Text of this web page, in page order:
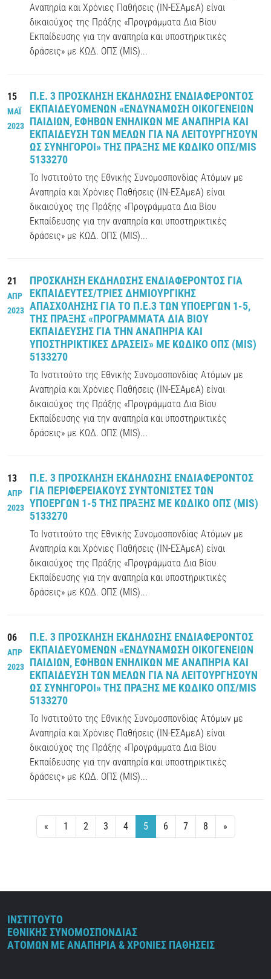
Αναπηρία και Χρόνιες Παθήσεις (ΙΝ-ΕΣΑμεΑ) είναι
δικαιούχος της Πράξης «Προγράμματα Δια Βίου
Εκπαίδευσης για την αναπηρία και υποστηρικτικές
δράσεις» με ΚΩΔ. ΟΠΣ (MIS)...
15
ΜΑΪ
2023
Π.Ε. 3 ΠΡΟΣΚΛΗΣΗ ΕΚΔΗΛΩΣΗΣ ΕΝΔΙΑΦΕΡΟΝΤΟΣ
ΕΚΠΑΙΔΕΥΟΜΕΝΩΝ «ΕΝΔΥΝΑΜΩΣΗ ΟΙΚΟΓΕΝΕΙΩΝ
ΠΑΙΔΙΩΝ, ΕΦΗΒΩΝ ΕΝΗΛΙΚΩΝ ΜΕ ΑΝΑΠΗΡΙΑ ΚΑΙ
ΕΚΠΑΙΔΕΥΣΗ ΤΩΝ ΜΕΛΩΝ ΓΙΑ ΝΑ ΛΕΙΤΟΥΡΓΗΣΟΥΝ
ΩΣ ΣΥΝΗΓΟΡΟΙ» ΤΗΣ ΠΡΑΞΗΣ ΜΕ ΚΩΔΙΚΟ ΟΠΣ/MIS
5133270
Το Ινστιτούτο της Εθνικής Συνομοσπονδίας Ατόμων με
Αναπηρία και Χρόνιες Παθήσεις (ΙΝ-ΕΣΑμεΑ) είναι
δικαιούχος της Πράξης «Προγράμματα Δια Βίου
Εκπαίδευσης για την αναπηρία και υποστηρικτικές
δράσεις» με ΚΩΔ. ΟΠΣ (MIS)...
21
ΑΠΡ
2023
ΠΡΟΣΚΛΗΣΗ ΕΚΔΗΛΩΣΗΣ ΕΝΔΙΑΦΕΡΟΝΤΟΣ ΓΙΑ
ΕΚΠΑΙΔΕΥΤΕΣ/ΤΡΙΕΣ ΔΗΜΙΟΥΡΓΙΚΗΣ
ΑΠΑΣΧΟΛΗΣΗΣ ΓΙΑ ΤΟ Π.Ε.3 ΤΩΝ ΥΠΟΕΡΓΩΝ 1-5,
ΤΗΣ ΠΡΑΞΗΣ «ΠΡΟΓΡΑΜΜΑΤΑ ΔΙΑ ΒΙΟΥ
ΕΚΠΑΙΔΕΥΣΗΣ ΓΙΑ ΤΗΝ ΑΝΑΠΗΡΙΑ ΚΑΙ
ΥΠΟΣΤΗΡΙΚΤΙΚΕΣ ΔΡΑΣΕΙΣ» ΜΕ ΚΩΔΙΚΟ ΟΠΣ (MIS)
5133270
Το Ινστιτούτο της Εθνικής Συνομοσπονδίας Ατόμων με
Αναπηρία και Χρόνιες Παθήσεις (ΙΝ-ΕΣΑμεΑ) είναι
δικαιούχος της Πράξης «Προγράμματα Δια Βίου
Εκπαίδευσης για την αναπηρία και υποστηρικτικές
δράσεις» με ΚΩΔ. ΟΠΣ (MIS)...
13
ΑΠΡ
2023
Π.Ε. 3 ΠΡΟΣΚΛΗΣΗ ΕΚΔΗΛΩΣΗΣ ΕΝΔΙΑΦΕΡΟΝΤΟΣ
ΓΙΑ ΠΕΡΙΦΕΡΕΙΑΚΟΥΣ ΣΥΝΤΟΝΙΣΤΕΣ ΤΩΝ
ΥΠΟΕΡΓΩΝ 1-5 ΤΗΣ ΠΡΑΞΗΣ ΜΕ ΚΩΔΙΚΟ ΟΠΣ (MIS)
5133270
Το Ινστιτούτο της Εθνικής Συνομοσπονδίας Ατόμων με
Αναπηρία και Χρόνιες Παθήσεις (ΙΝ-ΕΣΑμεΑ) είναι
δικαιούχος της Πράξης «Προγράμματα Δια Βίου
Εκπαίδευσης για την αναπηρία και υποστηρικτικές
δράσεις» με ΚΩΔ. ΟΠΣ (MIS)...
06
ΑΠΡ
2023
Π.Ε. 3 ΠΡΟΣΚΛΗΣΗ ΕΚΔΗΛΩΣΗΣ ΕΝΔΙΑΦΕΡΟΝΤΟΣ
ΕΚΠΑΙΔΕΥΟΜΕΝΩΝ «ΕΝΔΥΝΑΜΩΣΗ ΟΙΚΟΓΕΝΕΙΩΝ
ΠΑΙΔΙΩΝ, ΕΦΗΒΩΝ ΕΝΗΛΙΚΩΝ ΜΕ ΑΝΑΠΗΡΙΑ ΚΑΙ
ΕΚΠΑΙΔΕΥΣΗ ΤΩΝ ΜΕΛΩΝ ΓΙΑ ΝΑ ΛΕΙΤΟΥΡΓΗΣΟΥΝ
ΩΣ ΣΥΝΗΓΟΡΟΙ» ΤΗΣ ΠΡΑΞΗΣ ΜΕ ΚΩΔΙΚΟ ΟΠΣ/MIS
5133270
Το Ινστιτούτο της Εθνικής Συνομοσπονδίας Ατόμων με
Αναπηρία και Χρόνιες Παθήσεις (ΙΝ-ΕΣΑμεΑ) είναι
δικαιούχος της Πράξης «Προγράμματα Δια Βίου
Εκπαίδευσης για την αναπηρία και υποστηρικτικές
δράσεις» με ΚΩΔ. ΟΠΣ (MIS)...
« 1 2 3 4 5 6 7 8 »
ΙΝΣΤΙΤΟΥΤΟ
ΕΘΝΙΚΗΣ ΣΥΝΟΜΟΣΠΟΝΔΙΑΣ
ΑΤΟΜΩΝ ΜΕ ΑΝΑΠΗΡΙΑ & ΧΡΟΝΙΕΣ ΠΑΘΗΣΕΙΣ